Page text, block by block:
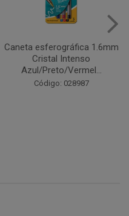
COLA EM BASTÃO 40G - LEO
& LEO
Código: 028164